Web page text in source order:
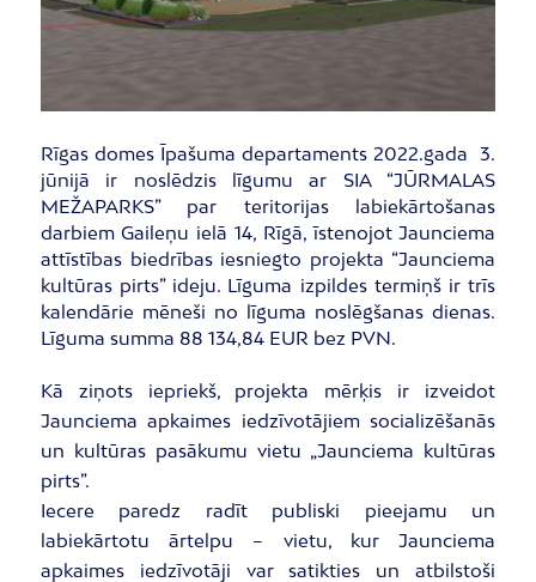
Rīgas domes Īpašuma departaments 2022.gada 3.
jūnijā ir noslēdzis līgumu ar SIA “JŪRMALAS
MEŽAPARKS” par teritorijas labiekārtošanas
darbiem Gaileņu ielā 14, Rīgā, īstenojot Jaunciema
attīstības biedrības iesniegto projekta “Jaunciema
kultūras pirts” ideju. Līguma izpildes termiņš ir trīs
kalendārie mēneši no līguma noslēgšanas dienas.
Līguma summa 88 134,84 EUR bez PVN.
Kā ziņots iepriekš, projekta mērķis ir izveidot
Jaunciema apkaimes iedzīvotājiem socializēšanās
un kultūras pasākumu vietu „Jaunciema kultūras
pirts”.
Iecere paredz radīt publiski pieejamu un
labiekārtotu ārtelpu – vietu, kur Jaunciema
apkaimes iedzīvotāji var satikties un atbilstoši